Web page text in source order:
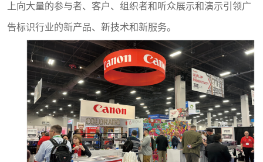
上向大量的参与者、客户、组织者和听众展示和演示引领广
告标识行业的新产品、新技术和新服务。